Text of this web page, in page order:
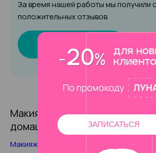
За время нашей работы мы получили
положительных отзывов.
Макияж глаз для
домашних условиях
Макияж глаз проводится в несколько
ЗАПИСАТЬСЯ